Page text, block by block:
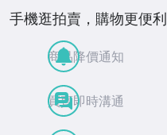
手機逛拍賣，購物更便利
商品降價通知
買賣即時溝通